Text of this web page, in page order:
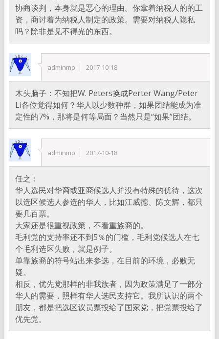
协商谈判，本身就是恶心的理由。你拿着纳税人的的工
资，商讨着为纳税人制定的政策。需要对纳税人隐私
吗？除非是见不得光的东西。
adminmp 2017-10-18
木头脑子：不知把W. Peters换成Perter Wang/Peter
Li各位觉得如何？华人以少数种群，如果团结能成为准
定性的7%，那将是何等局面？当然只是“如果”团结。
adminmp 2017-10-18
任之：
华人选民对华裔或亚裔候选人并没有特殊的优待，这次
以选区候选人参选的华人，比如江威德、陈文辉，都只
要几百票。
大家还是很重视政策，不看重族裔的。
毛利党的支持率还不到5％的门槛，毛利党候选人在七
个毛利选区失败，就是例子。
单靠族裔的符号站出来参选，在目前的环境，必败无
疑。
相反，优先党那样的非我族者，因为政策满足了一部分
华人的需要，照样有华人选民支持它。我所认识的两个
朋友，都是把选区议员票投给了国家党，把党票投给了
优先党。